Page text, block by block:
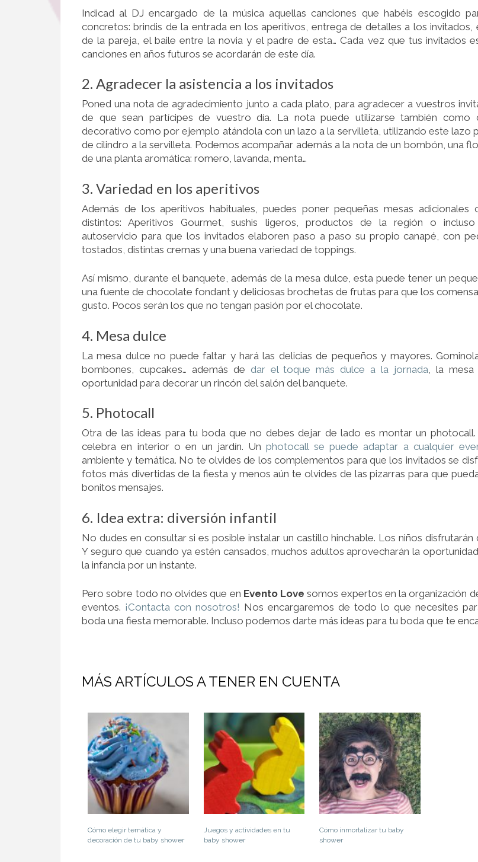
Indicad al DJ encargado de la música aquellas canciones que habéis escogido
concretos: brindis de la entrada en los aperitivos, entrega de detalles a los invitados,
de la pareja, el baile entre la novia y el padre de esta… Cada vez que tus invitados
canciones en años futuros se acordarán de este día.
2. Agradecer la asistencia a los invitados
Poned una nota de agradecimiento junto a cada plato, para agradecer a vuestros
de que sean partícipes de vuestro día. La nota puede utilizarse también como
decorativo como por ejemplo atándola con un lazo a la servilleta, utilizando este lazo
de cilindro a la servilleta. Podemos acompañar además a la nota de un bombón, una
de una planta aromática: romero, lavanda, menta…
3. Variedad en los aperitivos
Además de los aperitivos habituales, puedes poner pequeñas mesas adicionales
distintos: Aperitivos Gourmet, sushis ligeros, productos de la región o
autoservicio para que los invitados elaboren paso a paso su propio canapé, con
tostados, distintas cremas y una buena variedad de toppings.
Así mismo, durante el banquete, además de la mesa dulce, esta puede tener un
una fuente de chocolate fondant y deliciosas brochetas de frutas para que los
gusto. Pocos serán los que no tengan pasión por el chocolate.
4. Mesa dulce
La mesa dulce no puede faltar y hará las delicias de pequeños y mayores.
bombones, cupcakes… además de dar el toque más dulce a la jornada , la
oportunidad para decorar un rincón del salón del banquete.
5. Photocall
Otra de las ideas para tu boda que no debes dejar de lado es montar un photocall.
celebra en interior o en un jardín. Unphotocall se puede adaptar a cualquier
ambiente y temática. No te olvides de los complementos para que los invitados se
fotos más divertidas de la fiesta y menos aún te olvides de las pizarras para que
bonitos mensajes.
6. Idea extra: diversión infantil
No dudes en consultar si es posible instalar un castillo hinchable. Los niños disfrutarán
Y seguro que cuando ya estén cansados, muchos adultos aprovecharán la
la infancia por un instante.
Pero sobre todo no olvides que en Evento Love somos expertos en la organización
eventos. ¡Contacta con nosotros! Nos encargaremos de todo lo que necesites
boda una fiesta memorable. Incluso podemos darte más ideas para tu boda que te
MÁS ARTÍCULOS A TENER EN CUENTA
Cómo elegir temática y
decoración de tu baby shower
Juegos y actividades en tu
baby shower
Cómo inmortalizar tu baby
shower